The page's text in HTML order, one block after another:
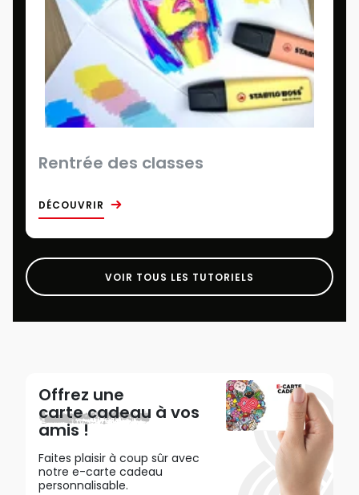
Rentrée des classes
DÉCOUVRIR
VOIR TOUS LES TUTORIELS
Offrez une
carte cadeau à vos
amis !
Faites plaisir à coup sûr avec
notre e-carte cadeau
personnalisable.